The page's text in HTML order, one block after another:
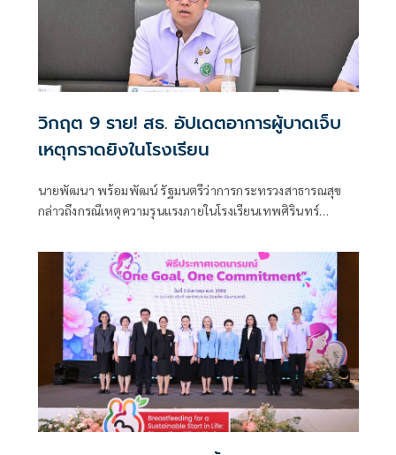
วิกฤต 9 ราย! สธ. อัปเดตอาการผู้บาดเจ็บ
เหตุกราดยิงในโรงเรียน
นายพัฒนา พร้อมพัฒน์ รัฐมนตรีว่าการกระทรวงสาธารณสุข
กล่าวถึงกรณีเหตุความรุนแรงภายในโรงเรียนเทพศิรินทร์
สถานการณ์ และได้มอบหมายให้โรงพยาบาลในสังกัดกระทรวง
สาธารณสุขพื้นที่โดยรอบให้การดูแลผู้บาดเจ็บอย่างดีที่สุด โดย
เน้นย้ำให้ติดตามอาการผู้ป่วยอาการหนักอย่างใกล้ชิด